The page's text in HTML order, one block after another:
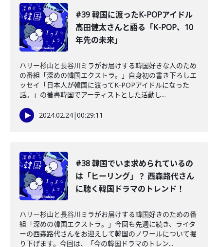
#39 韓国に渡ったK-POPアイドル
高田健太さんと語る「K-POP、10
年先の未来」
ハリー杉山と長谷川ミラがお届けする韓国好きな人のため
の番組「深めの韓国エクストラ。」自身初の書き下ろしエ
ッセイ「日本人が韓国に渡ってK-POPアイドルになった
話。」の著書韓国でアーティストとした活動し...
2024.02.24|00:29:11
#38 韓国でいま求められているの
は「ヒーリング」？ 西森路代さん
に聴く韓国ドラマのトレンド！
ハリー杉山と長谷川ミラがお届けする韓国好きのための番
組「深めの韓国エクストラ。」今回も先週に続き、ライタ
ーの西森路代さんをお迎えして韓国のノワールについて掘
り下げます。今回は、「今の韓国ドラマのトレン...